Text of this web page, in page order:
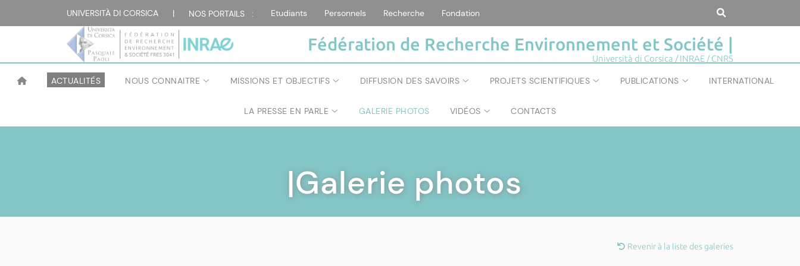
UNIVERSITÀ DI CORSICA | NOS PORTAILS : Etudiants Personnels Recherche Fondation
Fédération de Recherche Environnement et Société |
Università di Corsica / INRAE / CNRS
ACTUALITÉS NOUS CONNAITRE MISSIONS ET OBJECTIFS DIFFUSION DES SAVOIRS PROJETS SCIENTIFIQUES PUBLICATIONS INTERNATIONAL
LA PRESSE EN PARLE GALERIE PHOTOS VIDÉOS CONTACTS
|Galerie photos
Revenir à la liste des galeries